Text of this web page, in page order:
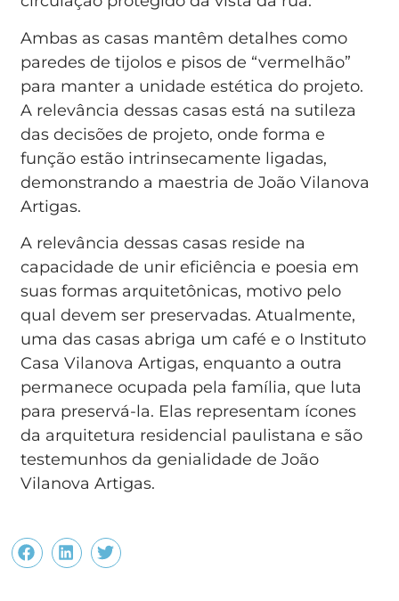
Ambas as casas mantêm detalhes como
paredes de tijolos e pisos de “vermelhão”
para manter a unidade estética do projeto.
A relevância dessas casas está na sutileza
das decisões de projeto, onde forma e
função estão intrinsecamente ligadas,
demonstrando a maestria de João Vilanova
Artigas.
A relevância dessas casas reside na
capacidade de unir eficiência e poesia em
suas formas arquitetônicas, motivo pelo
qual devem ser preservadas. Atualmente,
uma das casas abriga um café e o Instituto
Casa Vilanova Artigas, enquanto a outra
permanece ocupada pela família, que luta
para preservá-la. Elas representam ícones
da arquitetura residencial paulistana e são
testemunhos da genialidade de João
Vilanova Artigas.